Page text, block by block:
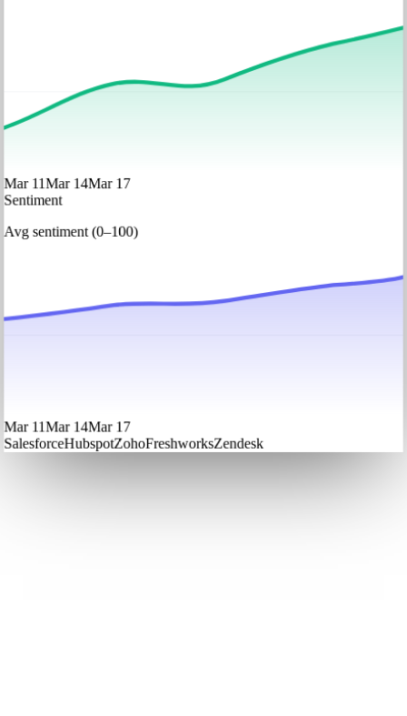
Mar 11Mar 14Mar 17
Sentiment
Avg sentiment (0–100)
Mar 11Mar 14Mar 17
SalesforceHubspotZohoFreshworksZendesk